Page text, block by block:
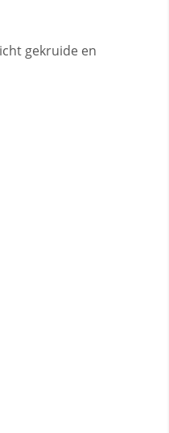
gekruide en